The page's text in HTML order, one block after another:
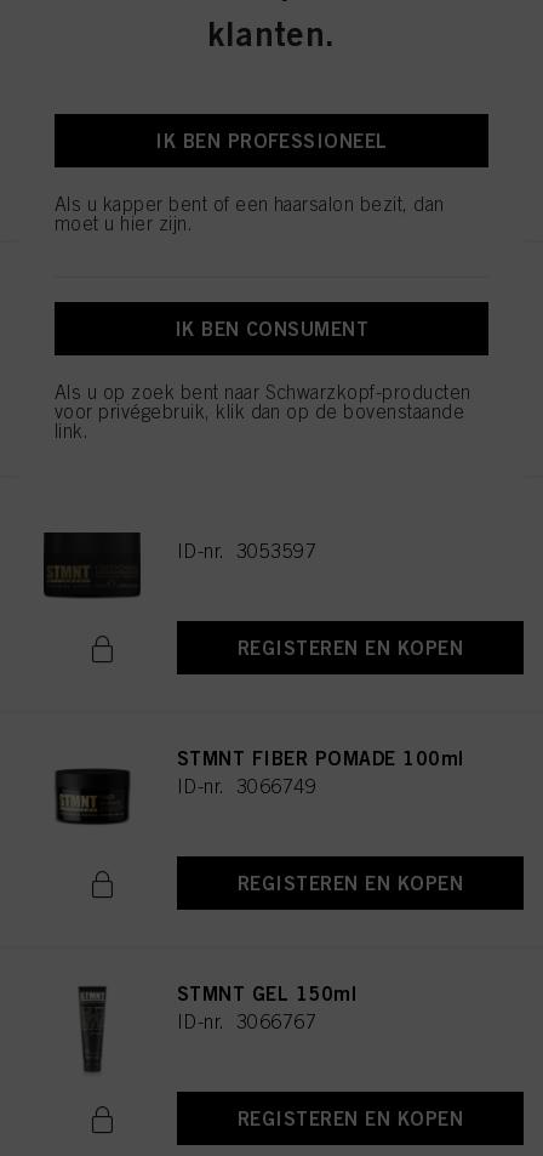
STMNT DEFINITION SPRAY
200ml
REGISTEREN EN KOPEN
ID-nr. 3053597
REGISTEREN EN KOPEN
STMNT FIBER POMADE 100ml
ID-nr. 3066749
REGISTEREN EN KOPEN
STMNT GEL 150ml
ID-nr. 3066767
REGISTEREN EN KOPEN
klanten.
IK BEN PROFESSIONEEL
Als u kapper bent of een haarsalon bezit, dan
moet u hier zijn.
IK BEN CONSUMENT
Als u op zoek bent naar Schwarzkopf-producten
voor privégebruik, klik dan op de bovenstaande
link.